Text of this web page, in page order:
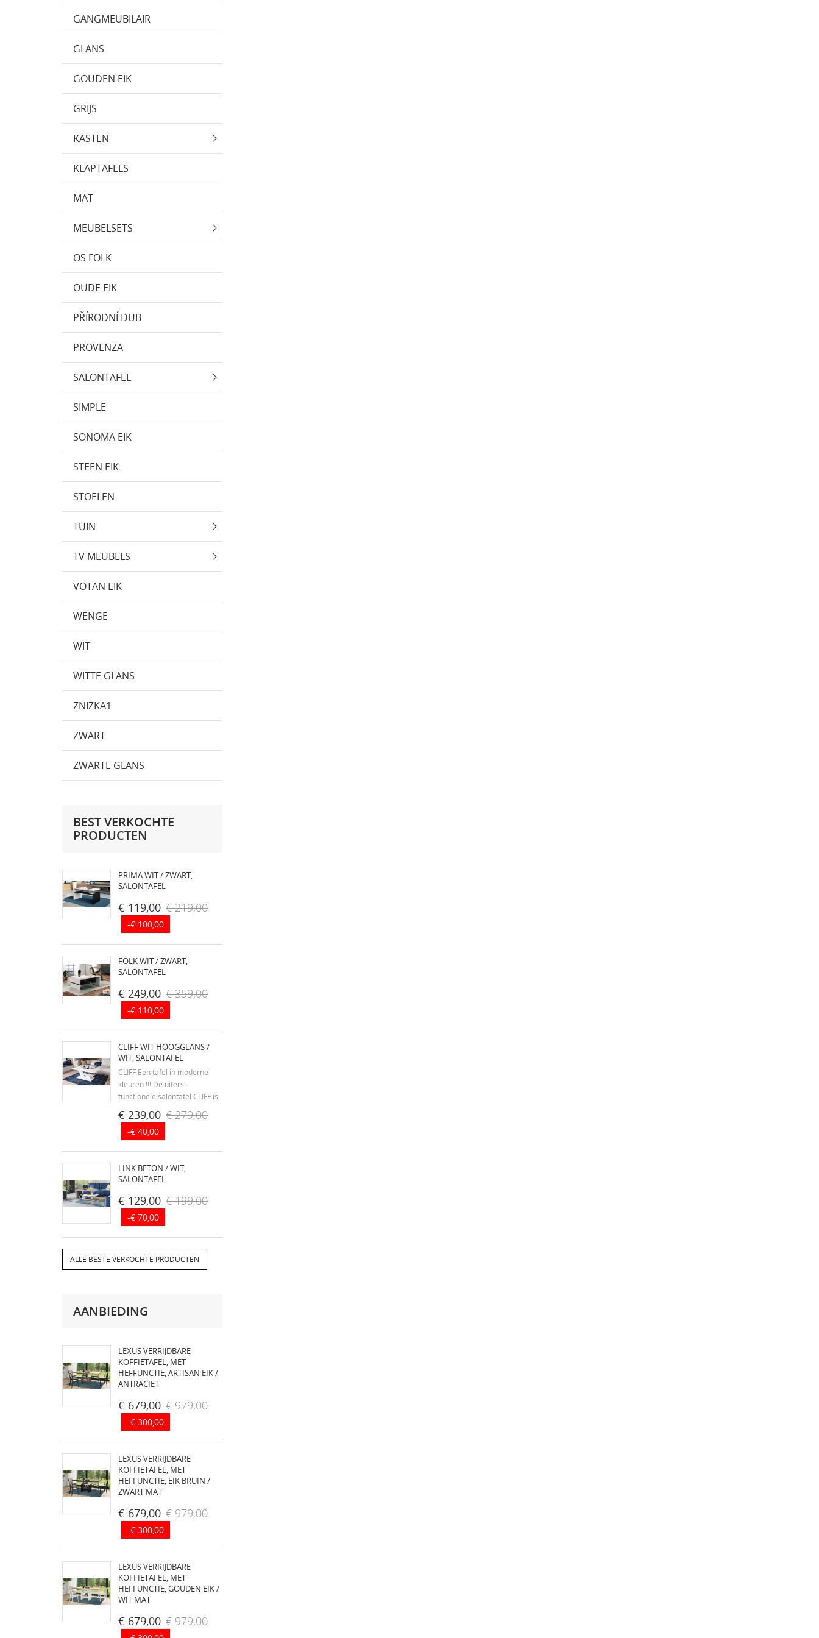
GANGMEUBILAIR
GLANS
GOUDEN EIK
GRIJS
KASTEN
KLAPTAFELS
MAT
MEUBELSETS
OS FOLK
OUDE EIK
PŘÍRODNÍ DUB
PROVENZA
SALONTAFEL
SIMPLE
SONOMA EIK
STEEN EIK
STOELEN
TUIN
TV MEUBELS
VOTAN EIK
WENGE
WIT
WITTE GLANS
ZNIŻKA1
ZWART
ZWARTE GLANS
BEST VERKOCHTE
PRODUCTEN
PRIMA WIT / ZWART,
SALONTAFEL
€ 119,00 € 219,00
-€ 100,00
FOLK WIT / ZWART,
SALONTAFEL
€ 249,00 € 359,00
-€ 110,00
CLIFF WIT HOOGGLANS /
WIT, SALONTAFEL
CLIFF Een tafel in moderne
kleuren !!! De uiterst
functionele salontafel CLIFF is
ontstaan uit passie voor
meubeldesign. - modern
design - tafel gemaakt van de
grootste producent van...
€ 239,00 € 279,00
-€ 40,00
LINK BETON / WIT,
SALONTAFEL
€ 129,00 € 199,00
-€ 70,00
ALLE BESTE VERKOCHTE PRODUCTEN
AANBIEDING
LEXUS VERRIJDBARE
KOFFIETAFEL, MET
HEFFUNCTIE, ARTISAN EIK /
ANTRACIET
€ 679,00 € 979,00
-€ 300,00
LEXUS VERRIJDBARE
KOFFIETAFEL, MET
HEFFUNCTIE, EIK BRUIN /
ZWART MAT
€ 679,00 € 979,00
-€ 300,00
LEXUS VERRIJDBARE
KOFFIETAFEL, MET
HEFFUNCTIE, GOUDEN EIK /
WIT MAT
€ 679,00 € 979,00